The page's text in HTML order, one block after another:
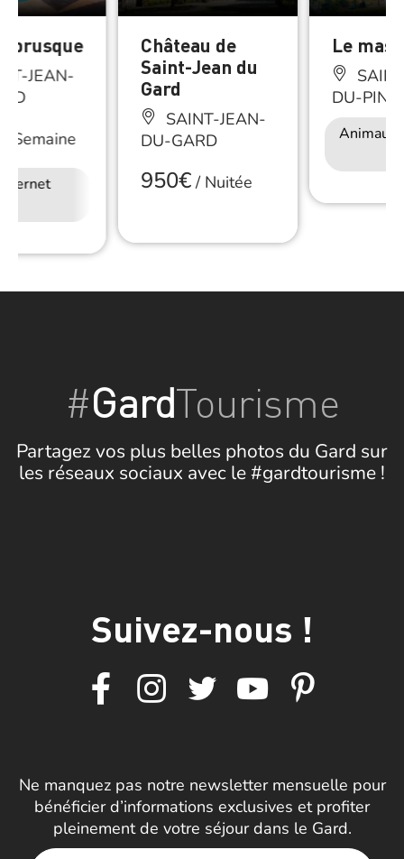
JEAN-
Semaine
Château de
Saint-Jean du
Gard
SAINT-JEAN-
DU-GARD
950€/Nuitée
Le mas
DU-PIN
Animaux
#GardTourisme
Partagez vos plus belles photos du Gard sur
les réseaux sociaux avec le #gardtourisme !
Suivez-nous !
Ne manquez pas notre newsletter mensuelle pour
bénéficier d’informations exclusives et profiter
pleinement de votre séjour dans le Gard.